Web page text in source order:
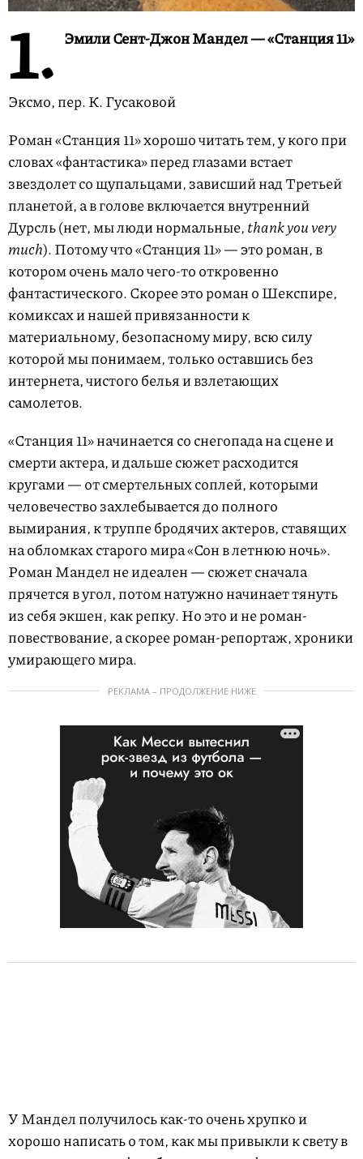
1. Эмили Сент-Джон Мандел — «Станция 11»
Эксмо, пер. К. Гусаковой
Роман «Станция 11» хорошо читать тем, у кого при
словах «фантастика» перед глазами встает
звездолет со щупальцами, зависший над Третьей
планетой, а в голове включается внутренний
Дурсль (нет, мы люди нормальные,thank you very
much). Потому что «Станция 11» — это роман, в
котором очень мало чего-то откровенно
фантастического. Скорее это роман о Шекспире,
комиксах и нашей привязанности к
материальному, безопасному миру, всю силу
которой мы понимаем, только оставшись без
интернета, чистого белья и взлетающих
самолетов.
«Станция 11» начинается со снегопада на сцене и
смерти актера, и дальше сюжет расходится
кругами — от смертельных соплей, которыми
человечество захлебывается до полного
вымирания, к труппе бродячих актеров, ставящих
на обломках старого мира «Сон в летнюю ночь».
Роман Мандел не идеален — сюжет сначала
прячется в угол, потом натужно начинает тянуть
из себя экшен, как репку. Но это и не роман-
повествование, а скорее роман-репортаж, хроники
умирающего мира.
РЕКЛАМА – ПРОДОЛЖЕНИЕ НИЖЕ
У Мандел получилось как-то очень хрупко и
хорошо написать о том, как мы привыкли к свету в